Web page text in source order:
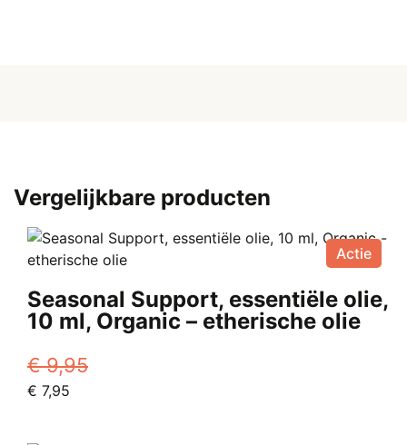
Vergelijkbare producten
Actie
Seasonal Support, essentiële olie,
10 ml, Organic – etherische olie
€9,95
Oorspronkelijke
€ 7,95